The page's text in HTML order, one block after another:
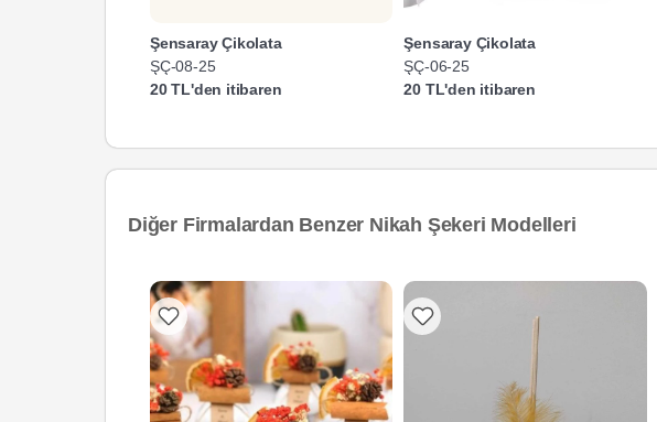
Şensaray Çikolata
ŞÇ-08-25
20 TL'den itibaren
Şensaray Çikolata
ŞÇ-06-25
20 TL'den itibaren
Diğer Firmalardan Benzer Nikah Şekeri Modelleri